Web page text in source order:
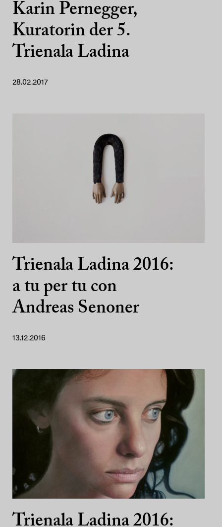
Karin Pernegger,
Kuratorin der 5.
Trienala Ladina
28.02.2017
Trienala Ladina 2016:
a tu per tu con
Andreas Senoner
13.12.2016
Trienala Ladina 2016: